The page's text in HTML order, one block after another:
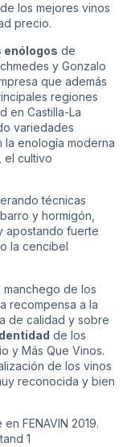
los mejores vinos
precio.
enólogos de
y Gonzalo
que además
regiones
en Castilla-La
variedades
la enología moderna
el cultivo
técnicas
y hormigón,
apostando fuerte
la cencibel
manchego de los
recompensa a la
de calidad y sobre
de los
y Más Que Vinos.
de los vinos
reconocida y bien
FENAVIN 2019.
1